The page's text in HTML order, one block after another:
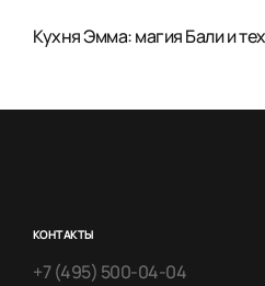
Кухня Эмма: магия Бали и
КОНТАКТЫ
+7 (495) 500-04-04